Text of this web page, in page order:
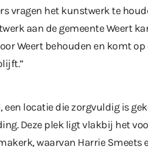
vragen het kunstwerk te
aan de gemeente Weert
Weert behouden en komt op
locatie die zorgvuldig is
Deze plek ligt vlakbij het
waarvan Harrie Smeets